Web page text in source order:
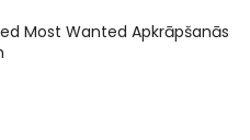
​​Most Wanted Apkrāpšanās